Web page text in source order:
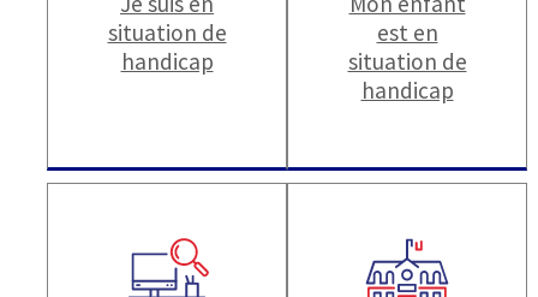
situation de
handicap
est en
situation de
handicap